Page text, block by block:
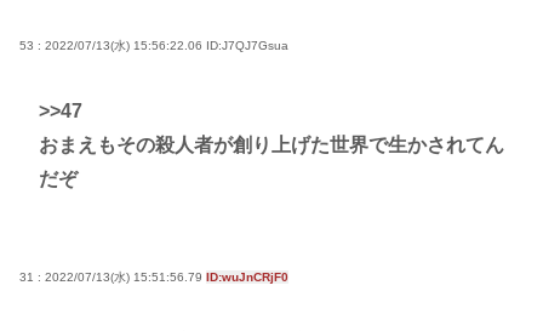
53 : 2022/07/13(水) 15:56:22.06 ID:J7QJ7Gsua
>>47
おまえもその殺人者が創り上げた世界で生かされてん
だぞ
31 : 2022/07/13(水) 15:51:56.79 ID:wuJnCRjF0